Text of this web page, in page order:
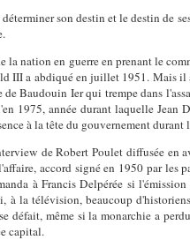
son destin et le destin de
nation en guerre en prenant le
III a abdiqué en juillet 1951. Mais il
Baudouin Ier qui trempe dans
1975, année durant laquelle Jean
à la tête du gouvernement durant
de Robert Poulet diffusée en
accord signé en 1950 par
à Francis Delpérée si
à la télévision, beaucoup
défait, même si la monarchie a
capital.